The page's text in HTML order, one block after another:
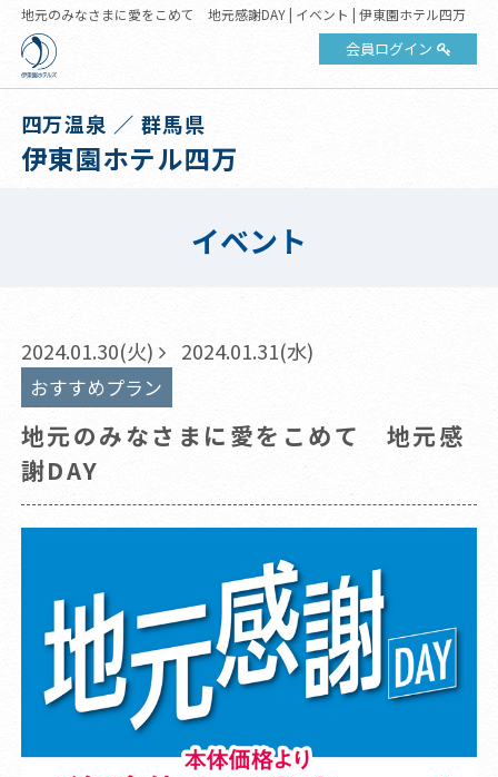
地元のみなさまに愛をこめて 地元感謝DAY | イベント | 伊東園ホテル四万
会員ログイン
四万温泉 ／ 群馬県
伊東園ホテル四万
イベント
2024.01.30(火) 2024.01.31(水)
おすすめプラン
地元のみなさまに愛をこめて 地元感
謝DAY